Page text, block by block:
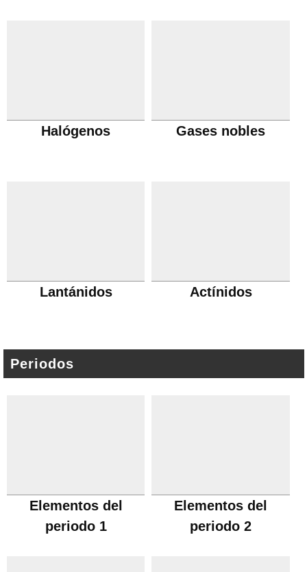
Halógenos Gases nobles
Lantánidos Actínidos
Periodos
Elementos del
periodo 1
Elementos del
periodo 2